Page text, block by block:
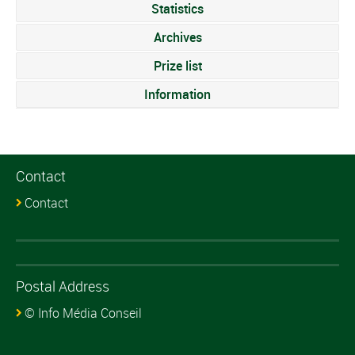
Statistics
Archives
Prize list
Information
Contact
Contact
Postal Address
© Info Média Conseil